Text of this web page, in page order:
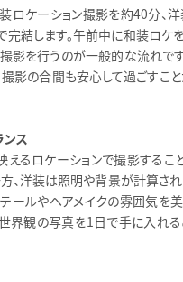
装ロケーション撮影を約40分、
結します。午前中に和装ロケ
影を行うのが一般的な流れで
影の合間も安心して過ごすこ
ス
るロケーションで撮影するこ
、洋装は照明や背景が計算さ
ールやヘアメイクの雰囲気を
界観の写真を1日で手に入れ